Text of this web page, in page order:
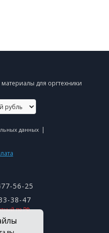
для оргтехники
данных |
56-25
38-47
по РФ